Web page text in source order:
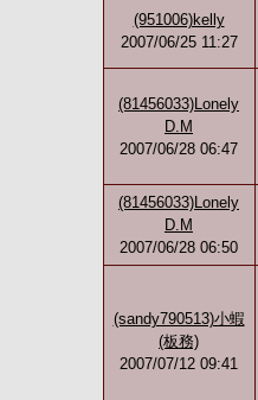
(951006)kelly
2007/06/25 11:27
(81456033)Lonely
D.M
2007/06/28 06:47
(81456033)Lonely
D.M
2007/06/28 06:50
(sandy790513)小蝦
(板務)
2007/07/12 09:41